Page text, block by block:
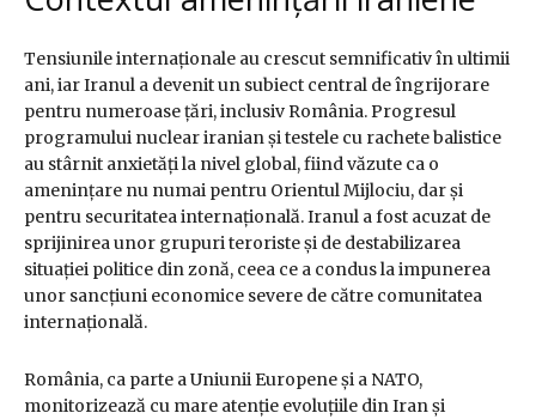
Tensiunile internaționale au crescut semnificativ în ultimii
ani, iar Iranul a devenit un subiect central de îngrijorare
pentru numeroase țări, inclusiv România. Progresul
programului nuclear iranian și testele cu rachete balistice
au stârnit anxietăți la nivel global, fiind văzute ca o
amenințare nu numai pentru Orientul Mijlociu, dar și
pentru securitatea internațională. Iranul a fost acuzat de
sprijinirea unor grupuri teroriste și de destabilizarea
situației politice din zonă, ceea ce a condus la impunerea
unor sancțiuni economice severe de către comunitatea
internațională.
România, ca parte a Uniunii Europene și a NATO,
monitorizează cu mare atenție evoluțiile din Iran și